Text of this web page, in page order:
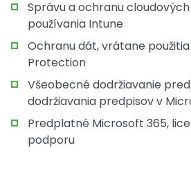
Správu a ochranu
používania Intune
Ochranu dát, vrátane
Protection
Všeobecné dodržiavanie
dodržiavania predpisov v
Predplatné Microsoft 365,
podporu